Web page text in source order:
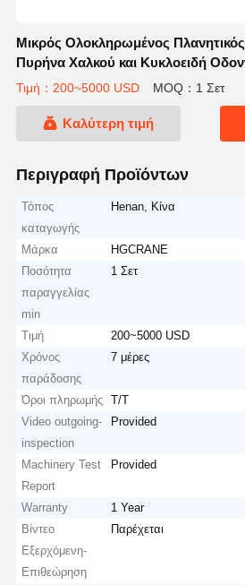
Μικρός Ολοκληρωμένος
Πυρήνα Χαλκού και Κυκλοειδή
Υψηλή Απόδοση Εθνικών
Τιμή：200~5000 USD MOQ：1 Σετ
Καλύτερη τιμή
Περιγραφή Προϊόντων
Τόπος
καταγωγής
Henan, Κίνα
Μάρκα
HGCRANE
Ποσότητα
παραγγελίας
min
1 Σετ
Τιμή
200~5000 USD
Χρόνος
παράδοσης
7 μέρες
Όροι πληρωμής
T/T
Video outgoing-
inspection
Provided
Machinery Test
Report
Provided
Warranty
1 Year
Βίντεο
Εξερχόμενη-
Επιθεώρηση
Παρέχεται